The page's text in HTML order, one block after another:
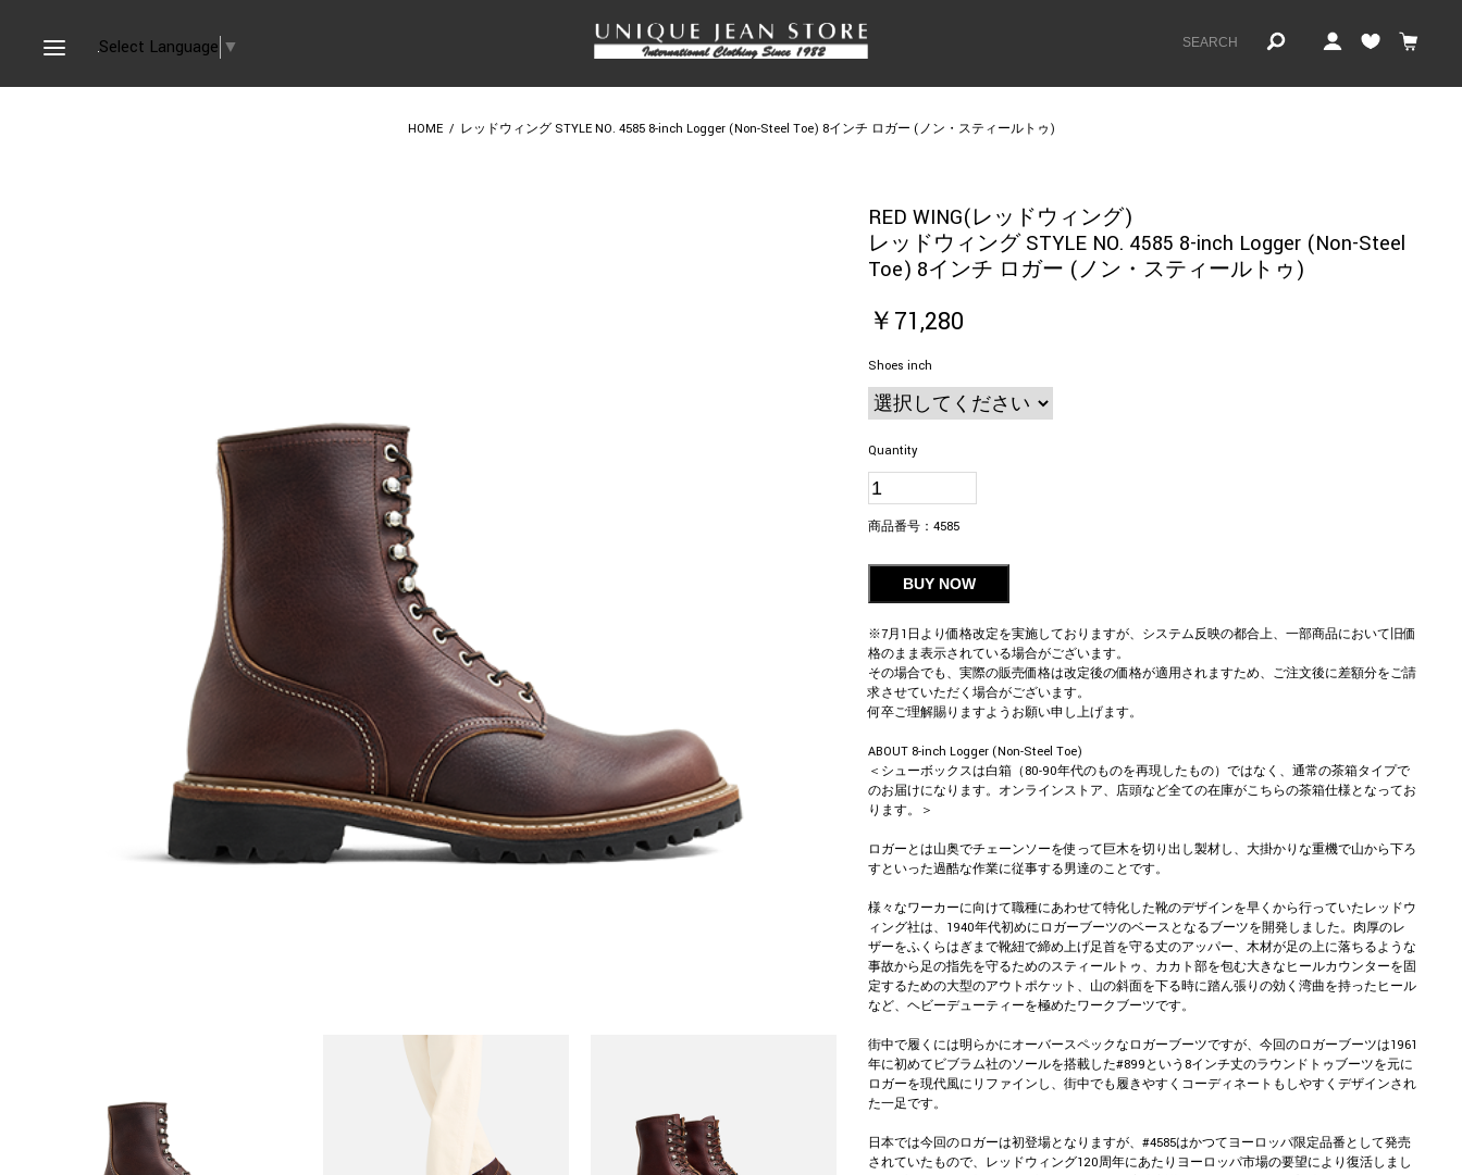
Select Language ▼
HOME / レッドウィング STYLE NO. 4585 8-inch Logger (Non-Steel Toe) 8インチ ロガー (ノン・スティールトゥ)
RED WING(レッドウィング)
レッドウィング STYLE NO. 4585 8-inch Logger (Non-Steel
Toe) 8インチ ロガー (ノン・スティールトゥ)
￥71,280
Shoes inch
Quantity
商品番号：4585
BUY NOW
※7月1日より価格改定を実施しておりますが、システム反映の都合上、一部商品において旧価
格のまま表示されている場合がございます。
その場合でも、実際の販売価格は改定後の価格が適用されますため、ご注文後に差額分をご請
求させていただく場合がございます。
何卒ご理解賜りますようお願い申し上げます。
ABOUT 8-inch Logger (Non-Steel Toe)
＜シューボックスは白箱（80-90年代のものを再現したもの）ではなく、通常の茶箱タイプで
のお届けになります。オンラインストア、店頭など全ての在庫がこちらの茶箱仕様となってお
ります。＞
ロガーとは山奥でチェーンソーを使って巨木を切り出し製材し、大掛かりな重機で山から下ろ
すといった過酷な作業に従事する男達のことです。
様々なワーカーに向けて職種にあわせて特化した靴のデザインを早くから行っていたレッドウ
ィング社は、1940年代初めにロガーブーツのベースとなるブーツを開発しました。肉厚のレ
ザーをふくらはぎまで靴紐で締め上げ足首を守る丈のアッパー、木材が足の上に落ちるような
事故から足の指先を守るためのスティールトゥ、カカト部を包む大きなヒールカウンターを固
定するための大型のアウトポケット、山の斜面を下る時に踏ん張りの効く湾曲を持ったヒール
など、ヘビーデューティーを極めたワークブーツです。
街中で履くには明らかにオーバースペックなロガーブーツですが、今回のロガーブーツは1961
年に初めてビブラム社のソールを搭載した#899という8インチ丈のラウンドトゥブーツを元に
ロガーを現代風にリファインし、街中でも履きやすくコーディネートもしやすくデザインされ
た一足です。
日本では今回のロガーは初登場となりますが、#4585はかつてヨーロッパ限定品番として発売
されていたもので、レッドウィング120周年にあたりヨーロッパ市場の要望により復活しまし